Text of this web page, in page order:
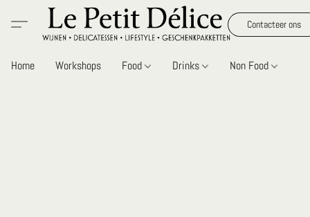
Contacteer ons
Home Workshops Food Drinks Non Food